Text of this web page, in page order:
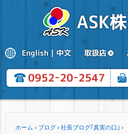
ホーム › ブログ › 社長ブログ｢真実の口｣ ›